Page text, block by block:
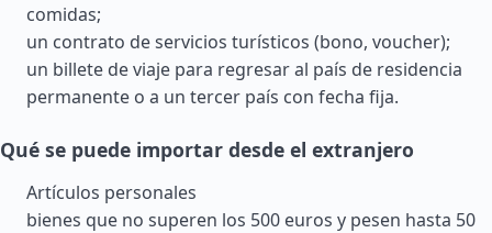
comidas;
un contrato de servicios turísticos (bono, voucher);
un billete de viaje para regresar al país de residencia
permanente o a un tercer país con fecha fija.
Qué se puede importar desde el extranjero
Artículos personales
bienes que no superen los 500 euros y pesen hasta 50